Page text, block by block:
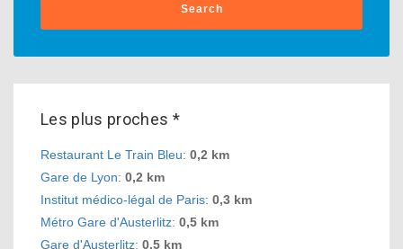
Search
Les plus proches *
Restaurant Le Train Bleu: 0,2 km
Gare de Lyon: 0,2 km
Institut médico-légal de Paris: 0,3 km
Métro Gare d'Austerlitz: 0,5 km
Gare d'Austerlitz: 0,5 km